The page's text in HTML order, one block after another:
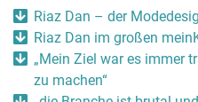
Riaz Dan – der
Riaz Dan im großen
„Mein Ziel war es immer
zu machen“